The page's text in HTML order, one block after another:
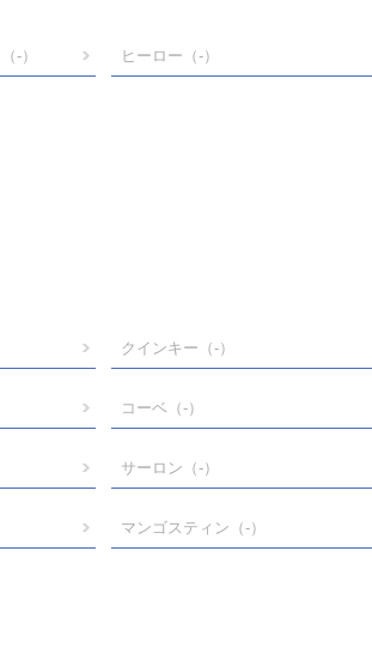
（-） ヒーロー （-）
クインキー （-）
コーベ （-）
サーロン （-）
マンゴスティン （-）